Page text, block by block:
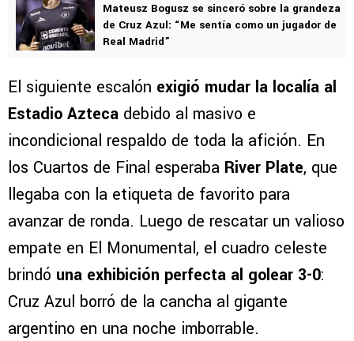
Mateusz Bogusz se sinceró sobre la grandeza
de Cruz Azul: “Me sentía como un jugador de
Real Madrid”
El siguiente escalón exigió mudar la localía al
Estadio Azteca debido al masivo e
incondicional respaldo de toda la afición. En
los Cuartos de Final esperaba River Plate, que
llegaba con la etiqueta de favorito para
avanzar de ronda. Luego de rescatar un valioso
empate en El Monumental, el cuadro celeste
brindó una exhibición perfecta al golear 3-0:
Cruz Azul borró de la cancha al gigante
argentino en una noche imborrable.